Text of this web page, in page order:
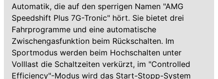
Automatik, die auf den sperrigen Namen "AMG
Speedshift Plus 7G-Tronic" hört. Sie bietet drei
Fahrprogramme und eine automatische
Zwischengasfunktion beim Rückschalten. Im
Sportmodus werden beim Hochschalten unter
Volllast die Schaltzeiten verkürzt, im "Controlled
Efficiency"-Modus wird das Start-Stopp-System